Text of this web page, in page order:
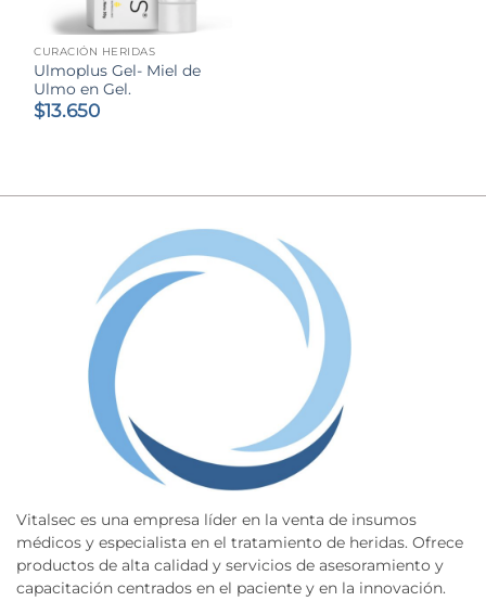
CURACIÓN HERIDAS
Ulmoplus Gel- Miel de
Ulmo en Gel.
$13.650
Vitalsec es una empresa líder en la venta de insumos
médicos y especialista en el tratamiento de heridas. Ofrece
productos de alta calidad y servicios de asesoramiento y
capacitación centrados en el paciente y en la innovación.